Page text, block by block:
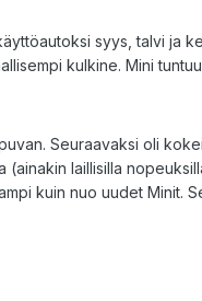
syys, talvi ja
kulkine. Mini
Seuraavaksi oli
laillisilla
kuin nuo uudet Minit.